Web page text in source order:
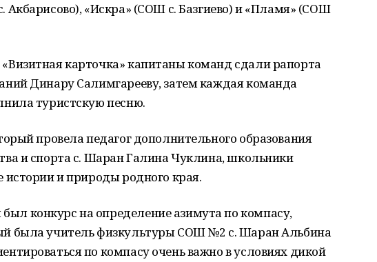
«Искра» (СОШ с. Базгиево) и «Пламя» (СОШ
карточка» капитаны команд сдали рапорта
Динару Салимгарееву, затем каждая команда
туристскую песню.
провела педагог дополнительного образования
и спорта с. Шаран Галина Чуклина, школьники
истории и природы родного края.
конкурс на определение азимута по компасу,
была учитель физкультуры СОШ №2 с. Шаран Альбина
по компасу очень важно в условиях дикой